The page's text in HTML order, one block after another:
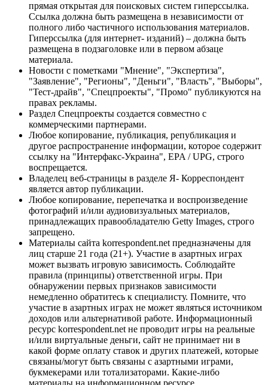
прямая открытая для поисковых систем гиперссылка.
Ссылка должна быть размещена в независимости от
полного либо частичного использования материалов.
Гиперссылка (для интернет- изданий) – должна быть
размещена в подзаголовке или в первом абзаце
материала.
Новости с пометками "Мнение", "Экспертиза",
"Заявление", "Регионы", "Деньги", "Власть", "Выборы",
"Тест-драйв", "Спецпроекты", "Промо" публикуются на
правах рекламы.
Раздел Спецпроекты создается совместно с
коммерческими партнерами.
Любое копирование, публикация, републикация и
другое распространение информации, которое содержит
ссылку на "Интерфакс-Украина", EPA / UPG, строго
воспрещается.
Владелец веб-страницы в разделе Я- Корреспондент
является автор публикации.
Любое копирование, перепечатка и воспроизведение
фотографий и/или аудиовизуальных материалов,
принадлежащих правообладателю Getty Images, строго
запрещено.
Материалы сайта korrespondent.net предназначены для
лиц старше 21 года (21+). Участие в азартных играх
может вызвать игровую зависимость. Соблюдайте
правила (принципы) ответственной игры. При
обнаружении первых признаков зависимости
немедленно обратитесь к специалисту. Помните, что
участие в азартных играх не может являться источником
доходов или альтернативой работе. Информационный
ресурс korrespondent.net не проводит игры на реальные
и/или виртуальные деньги, сайт не принимает ни в
какой форме оплату ставок и других платежей, которые
связаны/могут быть связаны с азартными играми,
букмекерами или тотализаторами. Какие-либо
материалы на информационном ресурсе